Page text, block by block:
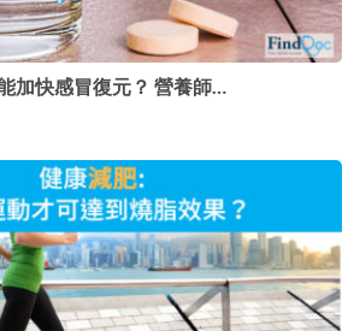
加快感冒復元？ 營養師…